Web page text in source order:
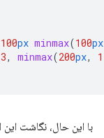
100px minmax(100px
3, minmax(200px, 1
با این حال، نگاشت